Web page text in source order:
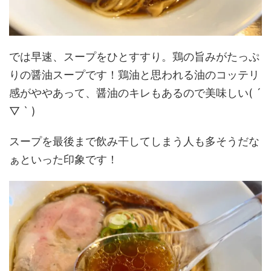
では早速、スープをひとすすり。鶏の旨みがたっぷ
りの醤油スープです！鶏油と思われる油のコッテリ
感がややあって、醤油のキレもあるので美味しい( ´
▽ ` )
スープを最後まで飲み干してしまう人も多そうだな
ぁといった印象です！